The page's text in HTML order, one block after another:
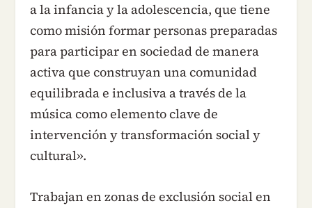
a la infancia y la adolescencia, que tiene
como misión formar personas preparadas
para participar en sociedad de manera
activa que construyan una comunidad
equilibrada e inclusiva a través de la
música como elemento clave de
intervención y transformación social y
cultural».
Trabajan en zonas de exclusión social en